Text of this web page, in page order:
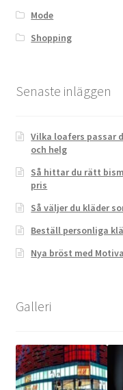
Mode
Shopping
Senaste inläggen
Vilka loafers passar
och helg
Så hittar du rätt
pris
Så väljer du kläder
Beställ personliga
Nya bröst med
Galleri